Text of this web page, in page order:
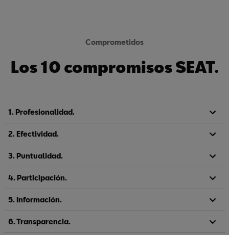
Comprometidos
Los 10 compromisos SEAT.
1. Profesionalidad.
2. Efectividad.
3. Puntualidad.
4. Participación.
5. Información.
6. Transparencia.